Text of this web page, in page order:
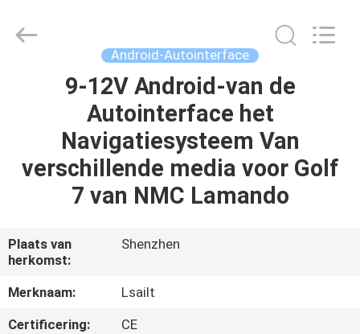
PRODUCTEN
VIDEOS
ONGEVEER
ONS
FABRIEKSREIS
Automobile
Electron
Android-Autointerface
9-12V Android-van de
Autointerface het
Navigatiesysteem Van
verschillende media voor Golf
7 van NMC Lamando
Plaats van
herkomst:
Shenzhen
Merknaam:
Lsailt
Certificering:
CE